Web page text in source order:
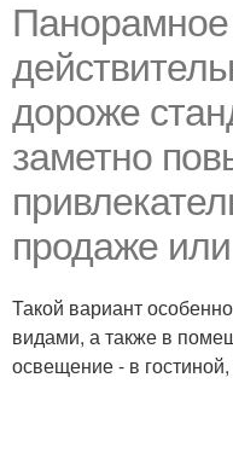
Панорамное
дороже
заметно
продаже
Такой вариант
видами, а также в
освещение - в гостиной,